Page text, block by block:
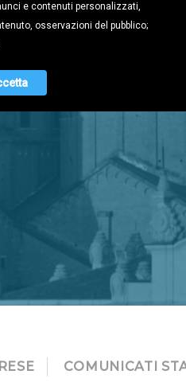
COMUNICATI
e contenuti personalizzati,
osservazioni del pubblico;